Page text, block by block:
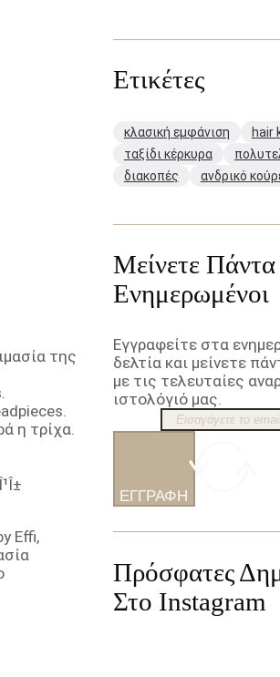
της
η τρίχα.
Effi,
Ετικέτες
κλασική εμφάνιση hair
ταξίδι κέρκυρα
διακοπές
ανδρικό
Μείνετε Πάντα
Ενημερωμένοι
Εγγραφείτε στα
δελτία και μείνετε
με τις τελευταίες
ιστολόγιό μας.
ΕΓΓΡΑΦΉ
Πρόσφατες
Στο Instagram